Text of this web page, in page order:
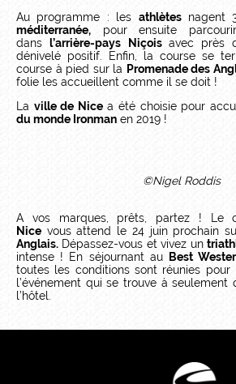
Au programme : les athlètesnagent
méditerranée, pour ensuite
dans
l’arrière-pays Niçois avec près
dénivelé positif. Enfin, la course se
course à pied sur la Promenade des
folie les accueillent comme il se doit !
La ville de Nicea été choisie pour
du monde Ironman en 2019 !
©Nigel Roddis
A vos marques, prêts, partez ! Le
Nice vous attend le 24 juin prochain
Anglais. Dépassez-vous et vivez un
intense ! En séjournant au
Best
toutes les conditions sont réunies
l’événement qui se trouve à seulement
l’hôtel.